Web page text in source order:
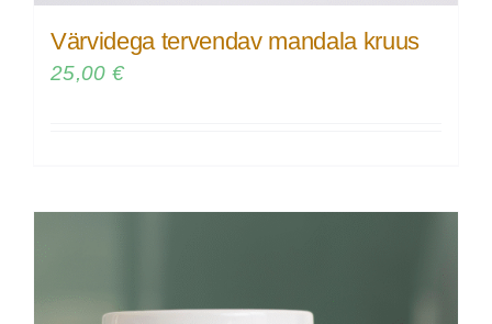
Värvidega tervendav mandala kruus
25,00 €